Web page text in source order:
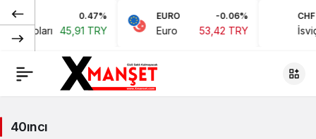
0.47%
Doları 45,91 TRY
EURO -0.06%
Euro 53,42 TRY
CHF
40ıncı